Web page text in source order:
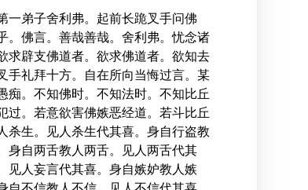
一弟子舍利弗。起前长跪叉手问佛
。佛言。善哉善哉。舍利弗。忧念诸
求辟支佛道者。欲求佛道者。欲知去
手礼拜十方。自在所向当悔过言。某
痴。不知佛时。不知法时。不知比丘
过。若意欲害佛嫉恶经道。若斗比丘
杀生。见人杀生代其喜。身自行盗教
身自两舌教人两舌。见人两舌代其
见人妄言代其喜。身自嫉妒教人嫉